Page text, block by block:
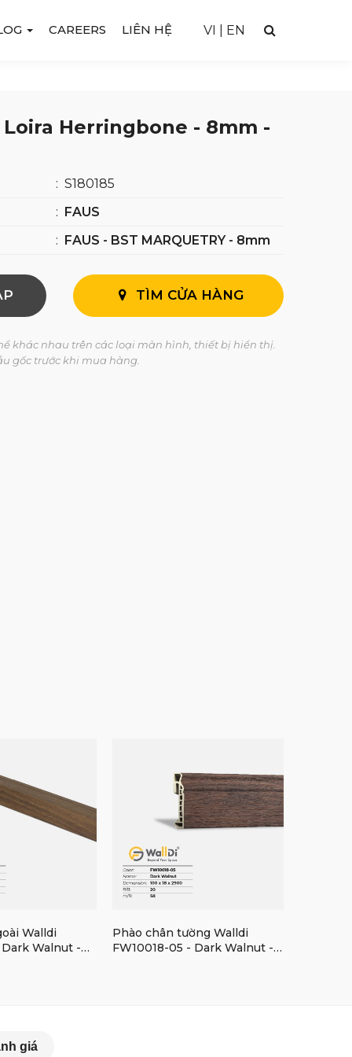
VI EN
CAREERS LIÊN HỆ
Loira Herringbone - 8mm -
: S180185
: FAUS
: FAUS - BST MARQUETRY - 8mm
TÌM CỬA HÀNG
khác nhau trên các loại màn hình, thiết bị hiển thị.
gốc trước khi mua hàng.
Walldi
Walnut -
Phào chân tường Walldi
FW10018-05 - Dark Walnut -
giá